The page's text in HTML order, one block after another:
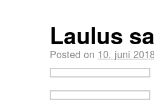
Laulus
Posted on 10. juni